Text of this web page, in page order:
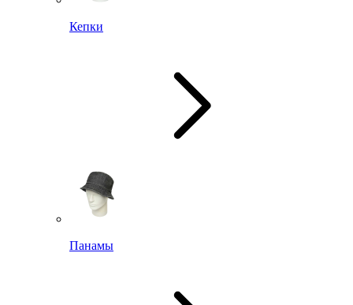
Кепки
Панамы